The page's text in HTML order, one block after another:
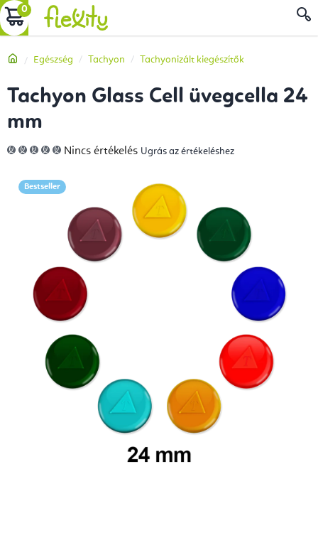
Ugrás
a
tartalomhoz
KOSÁR
Kezdőlap
Egészség Tachyon Tachyonizált kiegészítők
Tachyon Glass Cell üvegcella 24
mm
A
termék
5-
ből
csillag.
Nincs értékelés Ugrás az értékeléshez
Bestseller